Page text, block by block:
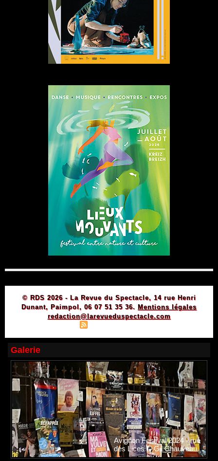
© RDS 2026 - La Revue du Spectacle, 14 rue Henri
Dunant, Paimpol, 06 07 51 35 36. Mentions légales
redaction@larevueduspectacle.com
Galerie
Avignon Festival 2024 - rue
des Lices © Gil Chauveau.